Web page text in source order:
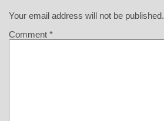
Your email address will not be published.
Comment *